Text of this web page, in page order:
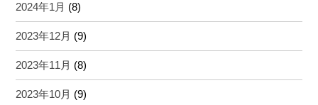
2024年1月 (8)
2023年12月 (9)
2023年11月 (8)
2023年10月 (9)